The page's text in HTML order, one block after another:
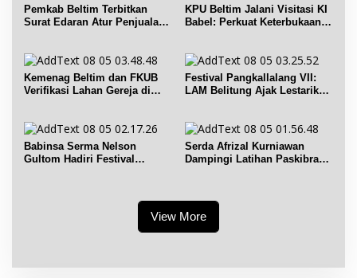
Pemkab Beltim Terbitkan
Surat Edaran Atur Penjualan
KPU Beltim Jalani Visitasi KI
Babel: Perkuat Keterbukaan
Kemenag Beltim dan FKUB
Verifikasi Lahan Gereja di
Festival Pangkallalang VII:
LAM Belitung Ajak Lestarikan
Babinsa Serma Nelson
Gultom Hadiri Festival
Serda Afrizal Kurniawan
Dampingi Latihan Paskibra
View More